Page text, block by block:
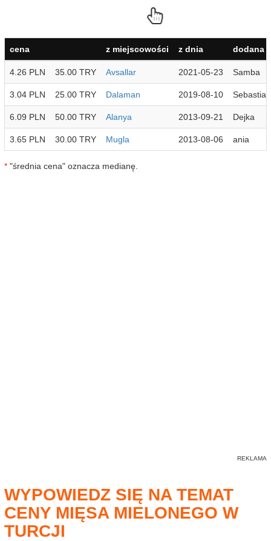
cena z miejscowości z dnia dodana
4.26 PLN 35.00 TRY Avsallar 2021-05-23 Samba
3.04 PLN 25.00 TRY Dalaman 2019-08-10 Sebastian
6.09 PLN 50.00 TRY Alanya 2013-09-21 Dejka
3.65 PLN 30.00 TRY Mugla 2013-08-06 ania
* "średnia cena" oznacza medianę.
WYPOWIEDZ SIĘ NA TEMAT
CENY MIĘSA MIELONEGO W
TURCJI